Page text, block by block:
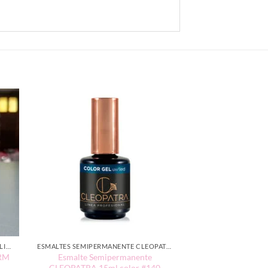
ESMALTES SEMIPERMANENTE CLEOPATRA 15ML
Esmalte Semipermanente